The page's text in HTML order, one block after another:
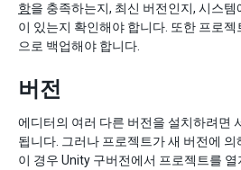
항을 충족하는지, 최신 버전인지, 시스
이 있는지 확인해야 합니다. 또한 프로
으로 백업해야 합니다.
버전
에디터의 여러 다른 버전을 설치하려면
됩니다. 그러나 프로젝트가 새 버전에
이 경우 Unity 구버전에서 프로젝트를